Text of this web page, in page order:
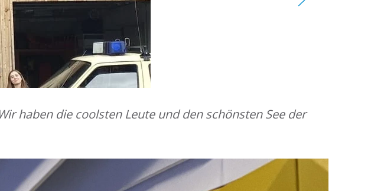
haben die coolsten Leute und den schönsten See der